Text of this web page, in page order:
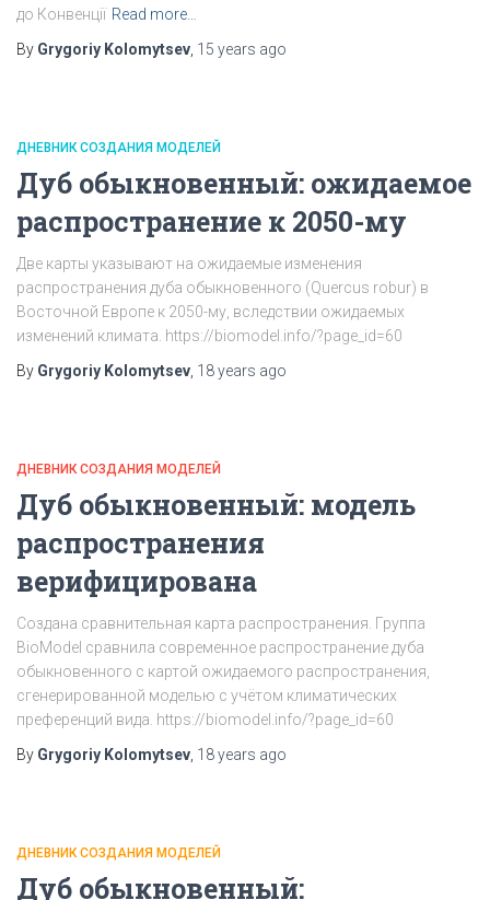
до Конвенції Read more…
By Grygoriy Kolomytsev 15 years ago
ДНЕВНИК СОЗДАНИЯ МОДЕЛЕЙ
Дуб обыкновенный: ожидаемое
распространение к 2050-му
Две карты указывают на ожидаемые изменения
распространения дуба обыкновенного (Quercus robur) в
Восточной Европе к 2050-му, вследствии ожидаемых
изменений климата. https://biomodel.info/?page_id=60
By Grygoriy Kolomytsev 18 years ago
ДНЕВНИК СОЗДАНИЯ МОДЕЛЕЙ
Дуб обыкновенный: модель
распространения
верифицирована
Создана сравнительная карта распространения. Группа
BioModel сравнила современное распространение дуба
обыкновенного с картой ожидаемого распространения,
сгенерированной моделью с учётом климатических
преференций вида. https://biomodel.info/?page_id=60
By Grygoriy Kolomytsev 18 years ago
ДНЕВНИК СОЗДАНИЯ МОДЕЛЕЙ
Дуб обыкновенный: